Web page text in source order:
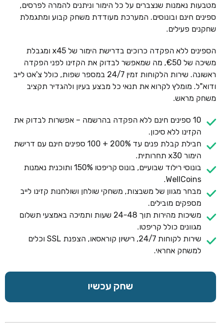
מטבעות נאמנות שנצברים על כל הימור וניתנים להמרה לפרסים,
ספינים חינם ובונוסים. המערכת מעודדת משחק קבוע ומתגמלת
שחקנים פעילים.
הספינים ללא הפקדה כרוכים בדרישת הימור של x45 ומגבלת
משיכה של €50, מה שמאפשר לבדוק את הקזינו לפני הפקדה
ראשונה. שירות הלקוחות זמין 24/7 במספר שפות, כולל צ'אט לייב
ודוא"ל. מומלץ לקרוא את תנאי כל מבצע בעיון ולהגדיר תקציב
משחק מראש.
10 ספינים חינם ללא הפקדה בהרשמה – אפשרות לבדוק את
הקזינו ללא סיכון.
חבילת קבלת פנים עד 200% + 100 ספינים חינם עם דרישת
הימור x30 תחרותית.
בונוסי רילוד שבועיים, בונוס קריפטו 150% ותוכנית נאמנות
WellCoins.
מבחר מגוון של משבצות, משחקי שולחן ושולחנות קזינו לייב
מספקים מובילים.
משיכות מהירות תוך 24-48 שעות ותמיכה באמצעי תשלום
מגוונים כולל קריפטו.
שירות לקוחות 24/7, רישיון קוראסאו, הצפנת SSL וכלים
למשחק אחראי.
שחק עכשיו